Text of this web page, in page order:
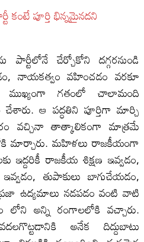
కంటే పూర్తి భిన్నమైనదని
పార్టీలోనే చేర్చోకోని దగ్గరనుండి
నాయకత్వం వహించడం వరకూ
గతంలో చాలామంది
ఆ పద్ధతిని పూర్తిగా మార్చి
వచ్చినా తాత్కాలికంగా మాత్రమే
మార్చారు. మహిళలు రాజకీయంగా
ఇద్దరికీ రాజకీయ శిక్షణ ఇవ్వడం,
తుపాకులు బాగుచేయడం,
ఉద్యమాలు నడపడం వంటి వాటి
లోని అన్ని రంగాలలోకి వచ్చారు.
అనేక దిద్దుబాటు